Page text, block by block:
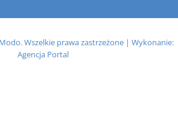
Wszelkie prawa zastrzeżone | Wykonanie:
Agencja Portal